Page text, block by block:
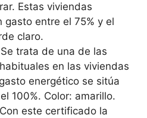
Estas viviendas
gasto entre el 75% y el
claro.
trata de una de las
en las viviendas
energético se sitúa
100%. Color: amarillo.
este certificado la